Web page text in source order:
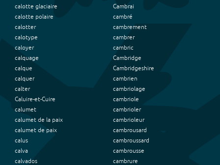
calotte glaciaire
calotte polaire
calotter
calotype
caloyer
calquage
calque
calquer
calter
Caluire-et-Cuire
calumet
calumet de la paix
calumet de paix
calus
calva
calvados
Cambrai
cambré
cambrement
cambrer
cambric
Cambridge
Cambridgeshire
cambrien
cambriolage
cambriole
cambrioler
cambrioleur
cambrousard
cambroussard
cambrousse
cambrure